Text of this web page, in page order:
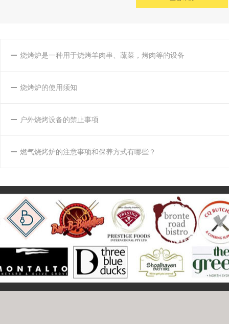
烧烤炉是一种用于烧烤羊肉串、蔬菜，烤肉等的设备
烧烤炉的使用须知
户外烧烤设备的禁止事项
燃气烧烤炉的注意事项和保养方式有哪些？